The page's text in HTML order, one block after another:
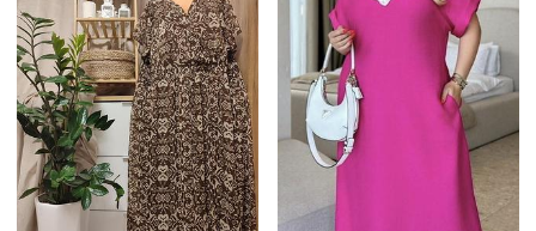
890 грн
3
801 грн з 13 серп
355 грн
370 грн